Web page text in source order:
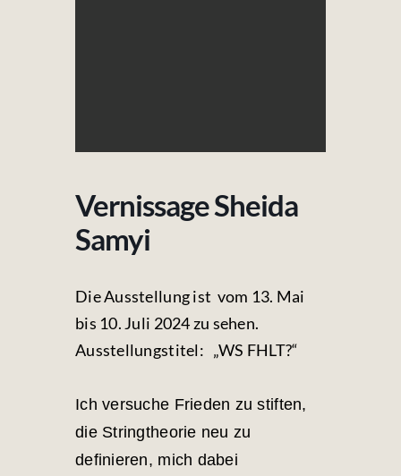
Vernissage Sheida
Samyi
Die Ausstellung ist vom 13. Mai
bis 10. Juli 2024 zu sehen.
Ausstellungstitel: „WS FHLT?“
Ich versuche Frieden zu stiften,
die Stringtheorie neu zu
definieren, mich dabei